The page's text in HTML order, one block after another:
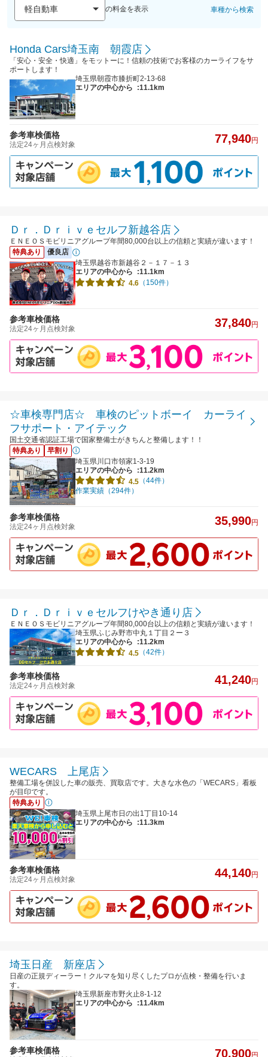
の料金を表示 車種から検索
Honda Cars埼玉南 朝霞店
「安心・安全・快適」をモットーに！信頼の技術でお客様のカーライフをサ
ポートします！
埼玉県朝霞市膝折町2-13-68
エリアの中心から
:11.1km
参考車検価格
法定24ヶ月点検対象 77,940円
Ｄｒ．Ｄｒｉｖｅセルフ新越谷店
ＥＮＥＯＳモビリニアグループ年間80,000台以上の信頼と実績が違います！
特典あり
優良店
埼玉県越谷市新越谷２－１７－１３
エリアの中心から
:11.1km
4.6 （150件）
参考車検価格
法定24ヶ月点検対象 37,840円
☆車検専門店☆ 車検のピットボーイ カーライ
フサポート・アイテック
国土交通省認証工場で国家整備士がきちんと整備します！！
特典あり
早割り
埼玉県川口市領家1-3-19
エリアの中心から
:11.2km
4.5 （44件）
作業実績（294件）
参考車検価格
法定24ヶ月点検対象 35,990円
Ｄｒ．Ｄｒｉｖｅセルフけやき通り店
ＥＮＥＯＳモビリニアグループ年間80,000台以上の信頼と実績が違います！
埼玉県ふじみ野市中丸１丁目２ー３
エリアの中心から
:11.2km
4.5 （42件）
参考車検価格
法定24ヶ月点検対象 41,240円
WECARS 上尾店
整備工場を併設した車の販売、買取店です。大きな水色の「WECARS」看板
が目印です。
特典あり
埼玉県上尾市日の出1丁目10-14
エリアの中心から
:11.3km
参考車検価格
法定24ヶ月点検対象 44,140円
埼玉日産 新座店
日産の正規ディーラー！クルマを知り尽くしたプロが点検・整備を行いま
す。
埼玉県新座市野火止8-1-12
エリアの中心から
:11.4km
参考車検価格 70,900円